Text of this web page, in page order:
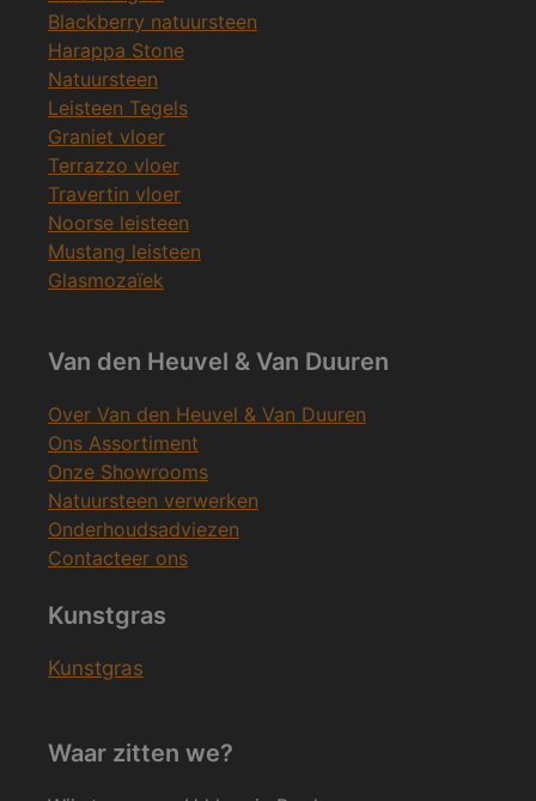
Blackberry natuursteen
Harappa Stone
Natuursteen
Leisteen Tegels
Graniet vloer
Terrazzo vloer
Travertin vloer
Noorse leisteen
Mustang leisteen
Glasmozaïek
Van den Heuvel & Van Duuren
Over Van den Heuvel & Van Duuren
Ons Assortiment
Onze Showrooms
Natuursteen verwerken
Onderhoudsadviezen
Contacteer ons
Kunstgras
Kunstgras
Waar zitten we?